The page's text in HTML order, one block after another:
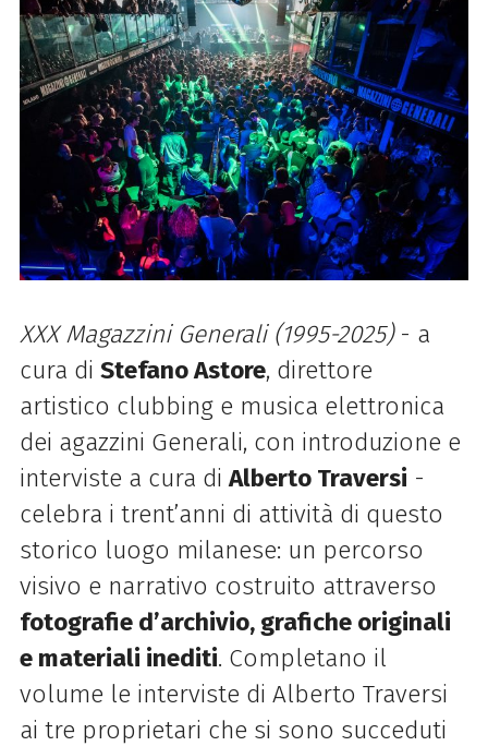
XXX Magazzini Generali (1995-2025)- a
cura di Stefano Astore, direttore
artistico clubbing e musica elettronica
dei agazzini Generali, con introduzione e
interviste a cura diAlberto Traversi -
celebra i trent’anni di attività di questo
storico luogo milanese: un percorso
visivo e narrativo costruito attraverso
fotografie d’archivio, grafiche originali
e materiali inediti. Completano il
volume le interviste di Alberto Traversi
ai tre proprietari che si sono succeduti